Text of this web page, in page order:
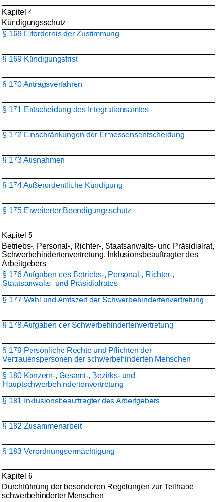
Kapitel 4
Kündigungsschutz
§ 168 Erfordernis der Zustimmung
§ 169 Kündigungsfrist
§ 170 Antragsverfahren
§ 171 Entscheidung des Integrationsamtes
§ 172 Einschränkungen der Ermessensentscheidung
§ 173 Ausnahmen
§ 174 Außerordentliche Kündigung
§ 175 Erweiterter Beendigungsschutz
Kapitel 5
Betriebs-, Personal-, Richter-, Staatsanwalts- und Präsidialrat,
Schwerbehindertenvertretung, Inklusionsbeauftragter des
Arbeitgebers
§ 176 Aufgaben des Betriebs-, Personal-, Richter-,
Staatsanwalts- und Präsidialrates
§ 177 Wahl und Amtszeit der Schwerbehindertenvertretung
§ 178 Aufgaben der Schwerbehindertenvertretung
§ 179 Persönliche Rechte und Pflichten der
Vertrauenspersonen der schwerbehinderten Menschen
§ 180 Konzern-, Gesamt-, Bezirks- und
Hauptschwerbehinderten­vertretung
§ 181 Inklusionsbeauftragter des Arbeitgebers
§ 182 Zusammenarbeit
§ 183 Verordnungsermächtigung
Kapitel 6
Durchführung der besonderen Regelungen zur Teilhabe
schwerbehinderter Menschen